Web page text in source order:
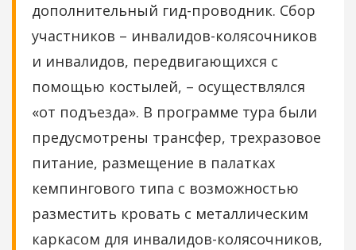
дополнительный гид-проводник. Сбор
участников – инвалидов-колясочников
и инвалидов, передвигающихся с
помощью костылей, – осуществлялся
«от подъезда». В программе тура были
предусмотрены трансфер, трехразовое
питание, размещение в палатках
кемпингового типа с возможностью
разместить кровать с металлическим
каркасом для инвалидов-колясочников,